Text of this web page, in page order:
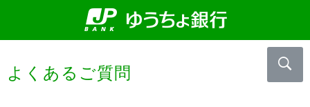
よくあるご質問